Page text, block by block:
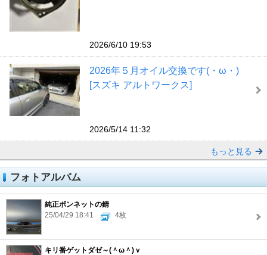
2026/6/10 19:53
2026年５月オイル交換です(・ω・)
[スズキ アルトワークス]
2026/5/14 11:32
もっと見る
フォトアルバム
純正ボンネットの錆
25/04/29 18:41
4枚
キリ番ゲットダゼ～(＾ω＾)ｖ